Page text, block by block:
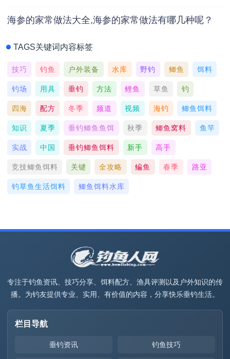
海参的家常做法大全,海参的家常做法有哪几种呢？
TAGS关键词内容标签
技巧 钓鱼 户外装备 水库 野钓 鲫鱼 饵料
钓场 用具 垂钓 方法 鲤鱼 草鱼 钓
四海 配方 冬季 频道 视频 海钓 鲫鱼饵料
知识 夏季 垂钓鲫鱼鱼饵 秋季 鲫鱼窝料 鱼竿
实战 中国 垂钓鲫鱼饵料 新手 高手
竞技鲫鱼饵料 关键 全攻略 鳊鱼 春季 路亚
钓草鱼生活饵料 鲫鱼饵料水库
专注于钓鱼资讯、技巧分享、饵料配方、渔具评测以及户外知识的传
播。为钓友提供专业、实用、有价值的内容，分享快乐垂钓生活。
栏目导航
垂钓资讯 钓鱼技巧